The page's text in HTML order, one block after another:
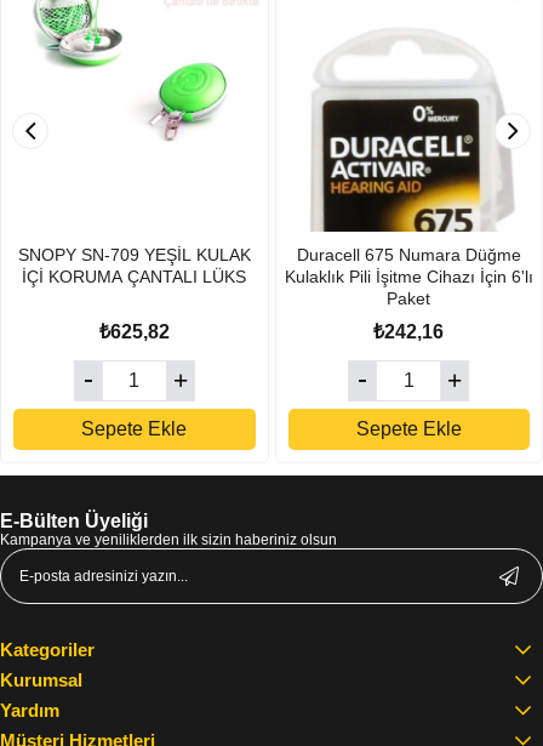
SNOPY SN-709 YEŞİL KULAK
İÇİ KORUMA ÇANTALI LÜKS
₺625,82
Sepete Ekle
Duracell 675 Numara Düğme
Kulaklık Pili İşitme Cihazı İçin 6'lı
Paket
₺242,16
Sepete Ekle
E-Bülten Üyeliği
Kampanya ve yeniliklerden ilk sizin haberiniz olsun
Kategoriler
Kurumsal
Yardım
Müşteri Hizmetleri